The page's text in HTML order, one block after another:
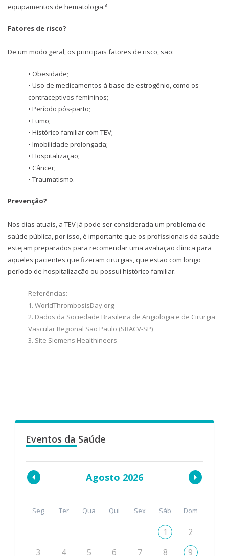
equipamentos de hematologia.³
Fatores de risco?
De um modo geral, os principais fatores de risco, são:
• Obesidade;
• Uso de medicamentos à base de estrogênio, como os
contraceptivos femininos;
• Período pós-parto;
• Fumo;
• Histórico familiar com TEV;
• Imobilidade prolongada;
• Hospitalização;
• Câncer;
• Traumatismo.
Prevenção?
Nos dias atuais, a TEV já pode ser considerada um problema de
saúde pública, por isso, é importante que os profissionais da saúde
estejam preparados para recomendar uma avaliação clínica para
aqueles pacientes que fizeram cirurgias, que estão com longo
período de hospitalização ou possui histórico familiar.
Referências:
1. WorldThrombosisDay.org
2. Dados da Sociedade Brasileira de Angiologia e de Cirurgia
Vascular Regional São Paulo (SBACV-SP)
3. Site Siemens Healthineers
Eventos da Saúde
Agosto 2026
Seg Ter Qua Qui Sex Sáb Dom
1
2
3
4 5 6 7 8 9